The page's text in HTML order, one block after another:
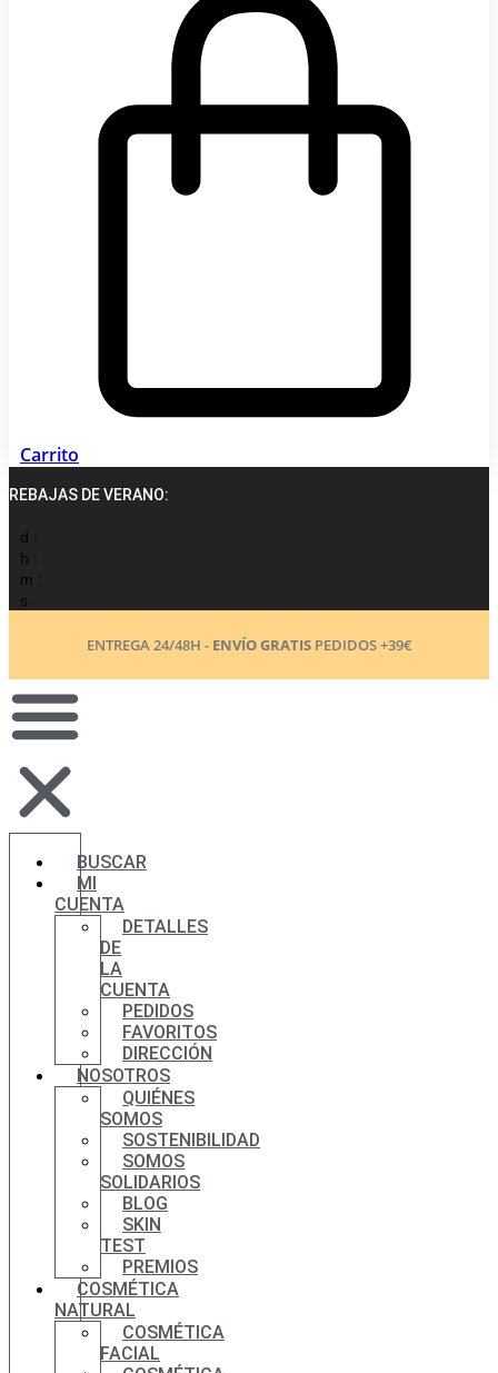
Carrito
REBAJAS DE VERANO:
d :
h :
m :
s
ENTREGA 24/48H - ENVÍO GRATISPEDIDOS +39€
BUSCAR
MI
CUENTA
DETALLES
DE
LA
CUENTA
PEDIDOS
FAVORITOS
DIRECCIÓN
NOSOTROS
QUIÉNES
SOMOS
SOSTENIBILIDAD
SOMOS
SOLIDARIOS
BLOG
SKIN
TEST
PREMIOS
COSMÉTICA
NATURAL
COSMÉTICA
FACIAL